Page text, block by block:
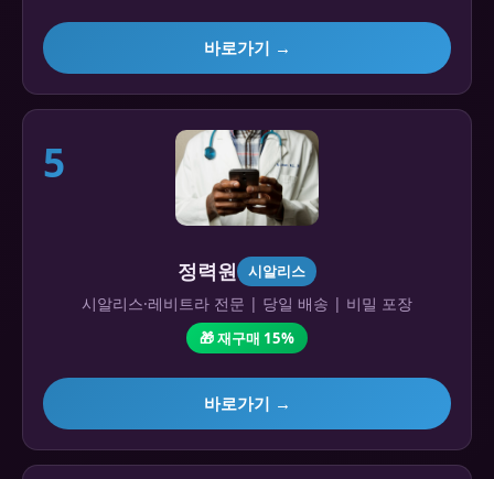
바로가기 →
5
정력원 시알리스
시알리스·레비트라 전문 | 당일 배송 | 비밀 포장
🎁 재구매 15%
바로가기 →